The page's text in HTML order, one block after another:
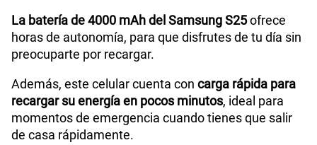
VoLTE Sí
VoWiFi
La batería de 4000 mAh del Samsung S25ofrece
horas de autonomía, para que disfrutes de tu día sin
preocuparte por recargar.
Además, este celular cuenta con carga rápida para
recargar su energía en pocos minutos, ideal para
momentos de emergencia cuando tienes que salir
de casa rápidamente.